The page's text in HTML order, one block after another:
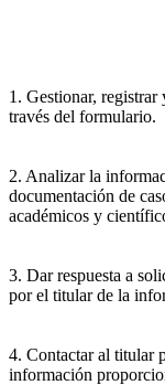
1. Gestionar,
través del formulario.
2. Analizar la
documentación de
académicos y
3. Dar respuesta a
por el titular de la
4. Contactar al titular
información